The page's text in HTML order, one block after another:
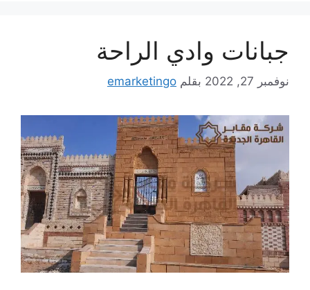
جبانات وادي الراحة
نوفمبر 27, 2022 بقلم emarketingo